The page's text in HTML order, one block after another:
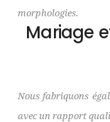
morphologies.
Mariage
Nous fabriquons
avec un rapport